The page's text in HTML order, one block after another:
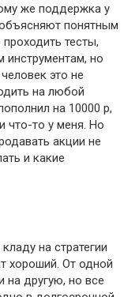
же поддержка у
понятным
тесты,
инструментам, но
это не
на любой
на 10000 р,
что-то у меня. Но
акции не
и какие
на стратегии
хороший. От одной
на другую, но все